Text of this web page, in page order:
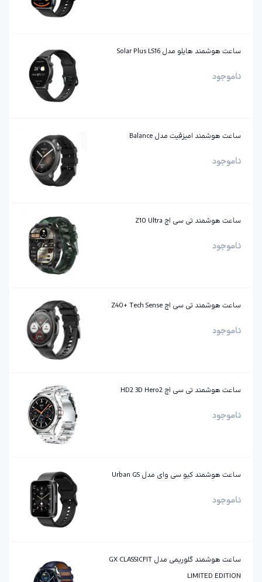
ساعت هوشمند هایلو مدل Solar Plus LS16
ناموجود
ساعت هوشمند امیزفیت مدل Balance
ناموجود
ساعت هوشمند تی سی اچ Z10 Ultra
ناموجود
ساعت هوشمند تی سی اچ Z40+ Tech Sense
ناموجود
ساعت هوشمند تی سی اچ HD2 3D Hero2
ناموجود
ساعت هوشمند کیو سی وای مدل Urban GS
ناموجود
ساعت هوشمند گلوریمی مدل GX CLASSICFIT
LIMITED EDITION